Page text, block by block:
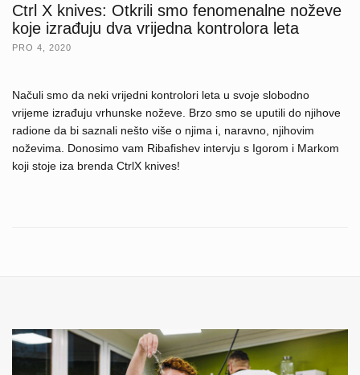
Ctrl X knives: Otkrili smo fenomenalne noževe
koje izrađuju dva vrijedna kontrolora leta
PRO 4, 2020
Načuli smo da neki vrijedni kontrolori leta u svoje slobodno
vrijeme izrađuju vrhunske noževe. Brzo smo se uputili do njihove
radione da bi saznali nešto više o njima i, naravno, njihovim
noževima. Donosimo vam Ribafishev intervju s Igorom i Markom
koji stoje iza brenda CtrlX knives!